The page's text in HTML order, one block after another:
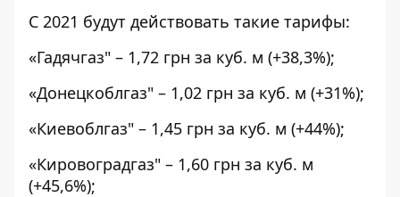
С 2021 будут действовать такие тарифы:
«Гадячгаз" – 1,72 грн за куб. м (+38,3%);
«Донецкоблгаз" – 1,02 грн за куб. м (+31%);
«Киевоблгаз" – 1,45 грн за куб. м (+44%);
«Кировоградгаз" – 1,60 грн за куб. м
(+45,6%);